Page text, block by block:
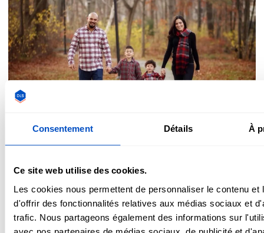
Consentement Détails À
Ce site web utilise des cookies.
Les cookies nous permettent de personnaliser le contenu et
d'offrir des fonctionnalités relatives aux médias sociaux et
trafic. Nous partageons également des informations sur
Travailler avec de la flanelle
Les trames de flanelle, qu'elles soient en sergé ou simples,
ont tendance à être lâches. Cela signifie que le tissu va
beaucoup s'étirer pendant la couture, et qu'il va